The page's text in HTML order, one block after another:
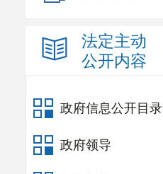
法定主动
公开内容
政府信息公开目录
政府领导